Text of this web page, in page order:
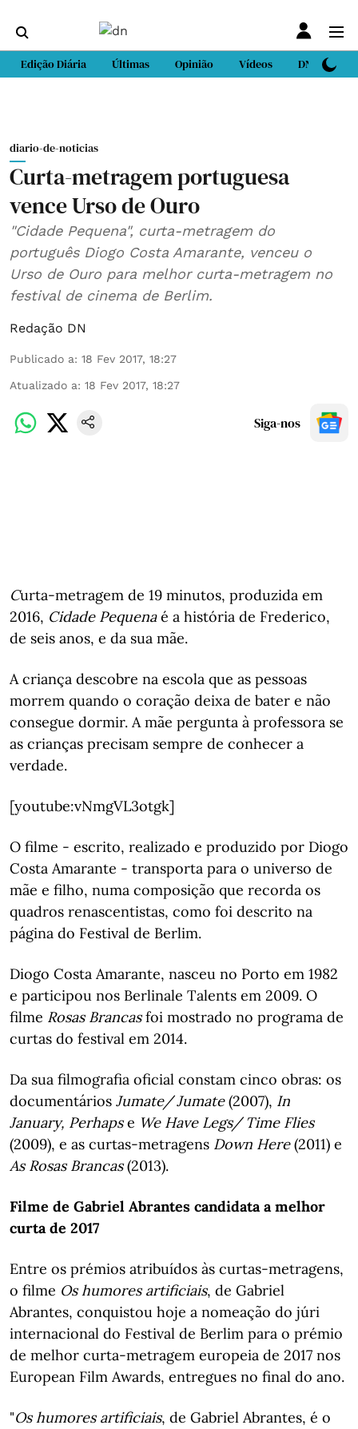
Edição Diária Últimas Opinião Vídeos DN Sport
diario-de-noticias
Curta-metragem portuguesa
vence Urso de Ouro
"Cidade Pequena", curta-metragem do
português Diogo Costa Amarante, venceu o
Urso de Ouro para melhor curta-metragem no
festival de cinema de Berlim.
Redação DN
Publicado a: 18 Fev 2017, 18:27
Atualizado a: 18 Fev 2017, 18:27
Siga-nos
Curta-metragem de 19 minutos, produzida em
2016, Cidade Pequenaé a história de Frederico,
de seis anos, e da sua mãe.
A criança descobre na escola que as pessoas
morrem quando o coração deixa de bater e não
consegue dormir. A mãe pergunta à professora se
as crianças precisam sempre de conhecer a
verdade.
[youtube:vNmgVL3otgk]
O filme - escrito, realizado e produzido por Diogo
Costa Amarante - transporta para o universo de
mãe e filho, numa composição que recorda os
quadros renascentistas, como foi descrito na
página do Festival de Berlim.
Diogo Costa Amarante, nasceu no Porto em 1982
e participou nos Berlinale Talents em 2009. O
filme Rosas Brancasfoi mostrado no programa de
curtas do festival em 2014.
Da sua filmografia oficial constam cinco obras: os
documentários Jumate/ Jumate(2007), In
January, Perhapse We Have Legs/ Time Flies
(2009), e as curtas-metragens Down Here(2011) e
As Rosas Brancas(2013).
Filme de Gabriel Abrantes candidata a melhor
curta de 2017
Entre os prémios atribuídos às curtas-metragens,
o filme Os humores artificiais, de Gabriel
Abrantes, conquistou hoje a nomeação do júri
internacional do Festival de Berlim para o prémio
de melhor curta-metragem europeia de 2017 nos
European Film Awards, entregues no final do ano.
"Os humores artificiais, de Gabriel Abrantes, é o